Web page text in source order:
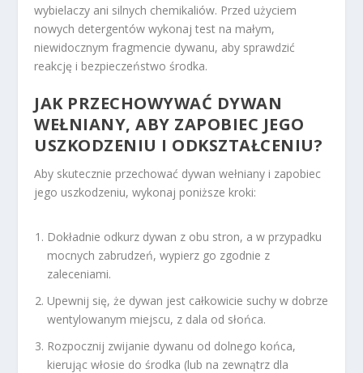
wybielaczy ani silnych chemikaliów. Przed użyciem
nowych detergentów wykonaj test na małym,
niewidocznym fragmencie dywanu, aby sprawdzić
reakcję i bezpieczeństwo środka.
JAK PRZECHOWYWAĆ DYWAN
WEŁNIANY, ABY ZAPOBIEC JEGO
USZKODZENIU I ODKSZTAŁCENIU?
Aby skutecznie przechować dywan wełniany i zapobiec
jego uszkodzeniu, wykonaj poniższe kroki:
Dokładnie odkurz dywan z obu stron, a w przypadku
mocnych zabrudzeń, wypierz go zgodnie z
zaleceniami.
Upewnij się, że dywan jest całkowicie suchy w dobrze
wentylowanym miejscu, z dala od słońca.
Rozpocznij zwijanie dywanu od dolnego końca,
kierując włosie do środka (lub na zewnątrz dla